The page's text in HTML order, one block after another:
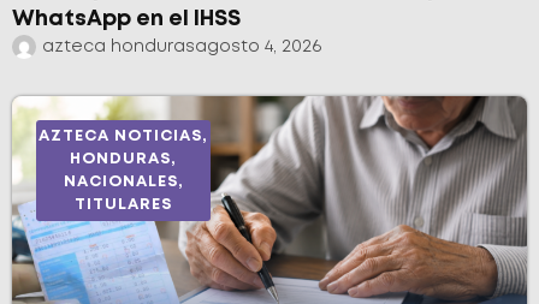
WhatsApp en el IHSS
azteca hondurasagosto 4, 2026
AZTECA NOTICIAS,
HONDURAS,
NACIONALES,
TITULARES